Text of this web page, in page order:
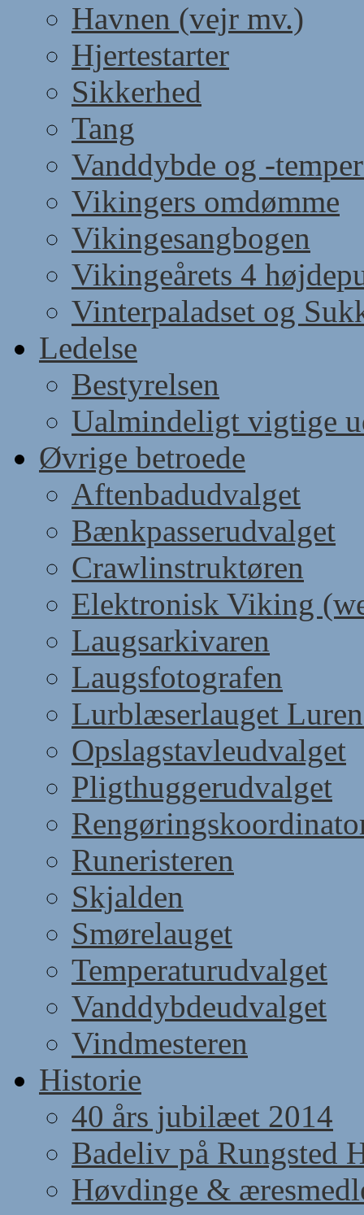
Havnen (vejr mv.)
Hjertestarter
Sikkerhed
Tang
Vanddybde og -
Vikingers omdømme
Vikingesangbogen
Vikingeårets 4
Vinterpaladset og
Ledelse
Bestyrelsen
Ualmindeligt vigtige
Øvrige betroede
Aftenbadudvalget
Bænkpasserudvalget
Crawlinstruktøren
Elektronisk Viking
Laugsarkivaren
Laugsfotografen
Lurblæserlauget
Opslagstavleudvalget
Pligthuggerudvalget
Runeristeren
Skjalden
Smørelauget
Temperaturudvalget
Vanddybdeudvalget
Vindmesteren
Historie
40 års jubilæet 2014
Badeliv på Rungsted
Høvdinge &